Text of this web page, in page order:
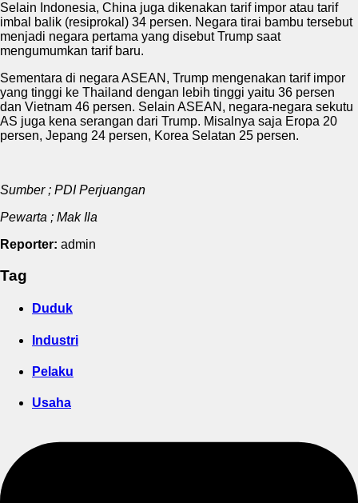
Selain Indonesia, China juga dikenakan tarif impor atau tarif
imbal balik (resiprokal) 34 persen. Negara tirai bambu tersebut
menjadi negara pertama yang disebut Trump saat
mengumumkan tarif baru.
Sementara di negara ASEAN, Trump mengenakan tarif impor
yang tinggi ke Thailand dengan lebih tinggi yaitu 36 persen
dan Vietnam 46 persen. Selain ASEAN, negara-negara sekutu
AS juga kena serangan dari Trump. Misalnya saja Eropa 20
persen, Jepang 24 persen, Korea Selatan 25 persen.
Sumber ; PDI Perjuangan
Pewarta ; Mak Ila
Reporter: admin
Tag
Duduk
Industri
Pelaku
Usaha